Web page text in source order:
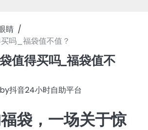
睛
吗_福袋值不值？
值得买吗_福袋值不
by抖音24小时自助平台
袋，一场关于惊